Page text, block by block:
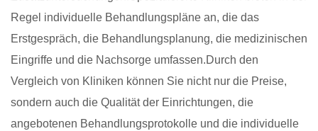
Regel individuelle Behandlungspläne an, die das
Erstgespräch, die Behandlungsplanung, die medizinischen
Eingriffe und die Nachsorge umfassen.Durch den
Vergleich von Kliniken können Sie nicht nur die Preise,
sondern auch die Qualität der Einrichtungen, die
angebotenen Behandlungsprotokolle und die individuelle